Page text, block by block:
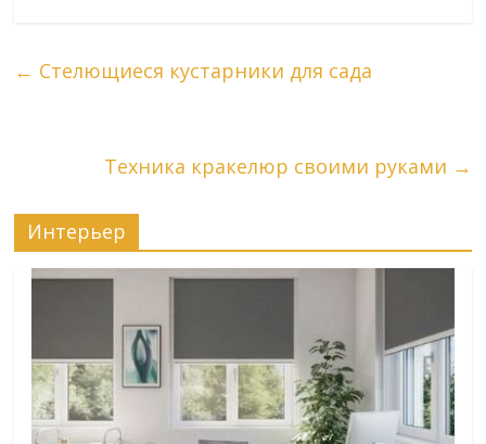
← Стелющиеся кустарники для сада
Техника кракелюр своими руками →
Интерьер